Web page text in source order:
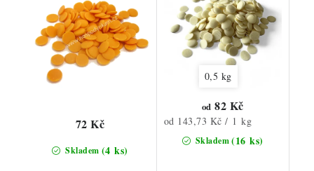
Skladem (4 ks)
72 Kč
0,5 kg
Skladem(16 ks)
od 82 Kč
Měrná
cena:
od 143,73 Kč / 1 kg